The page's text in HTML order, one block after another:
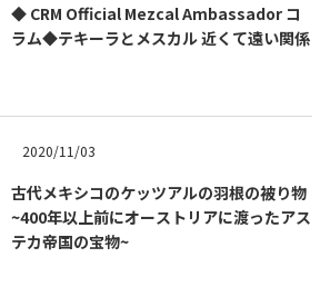
◆ CRM Official Mezcal Ambassador コ
ラム◆テキーラとメスカル 近くて遠い関係
2020/11/03
古代メキシコのケッツアルの羽根の被り物
~400年以上前にオーストリアに渡ったアス
テカ帝国の宝物~